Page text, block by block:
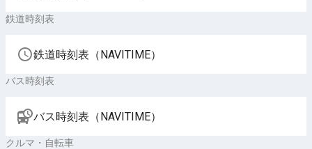
鉄道時刻表
鉄道時刻表（NAVITIME）
バス時刻表
バス時刻表（NAVITIME）
クルマ・自転車